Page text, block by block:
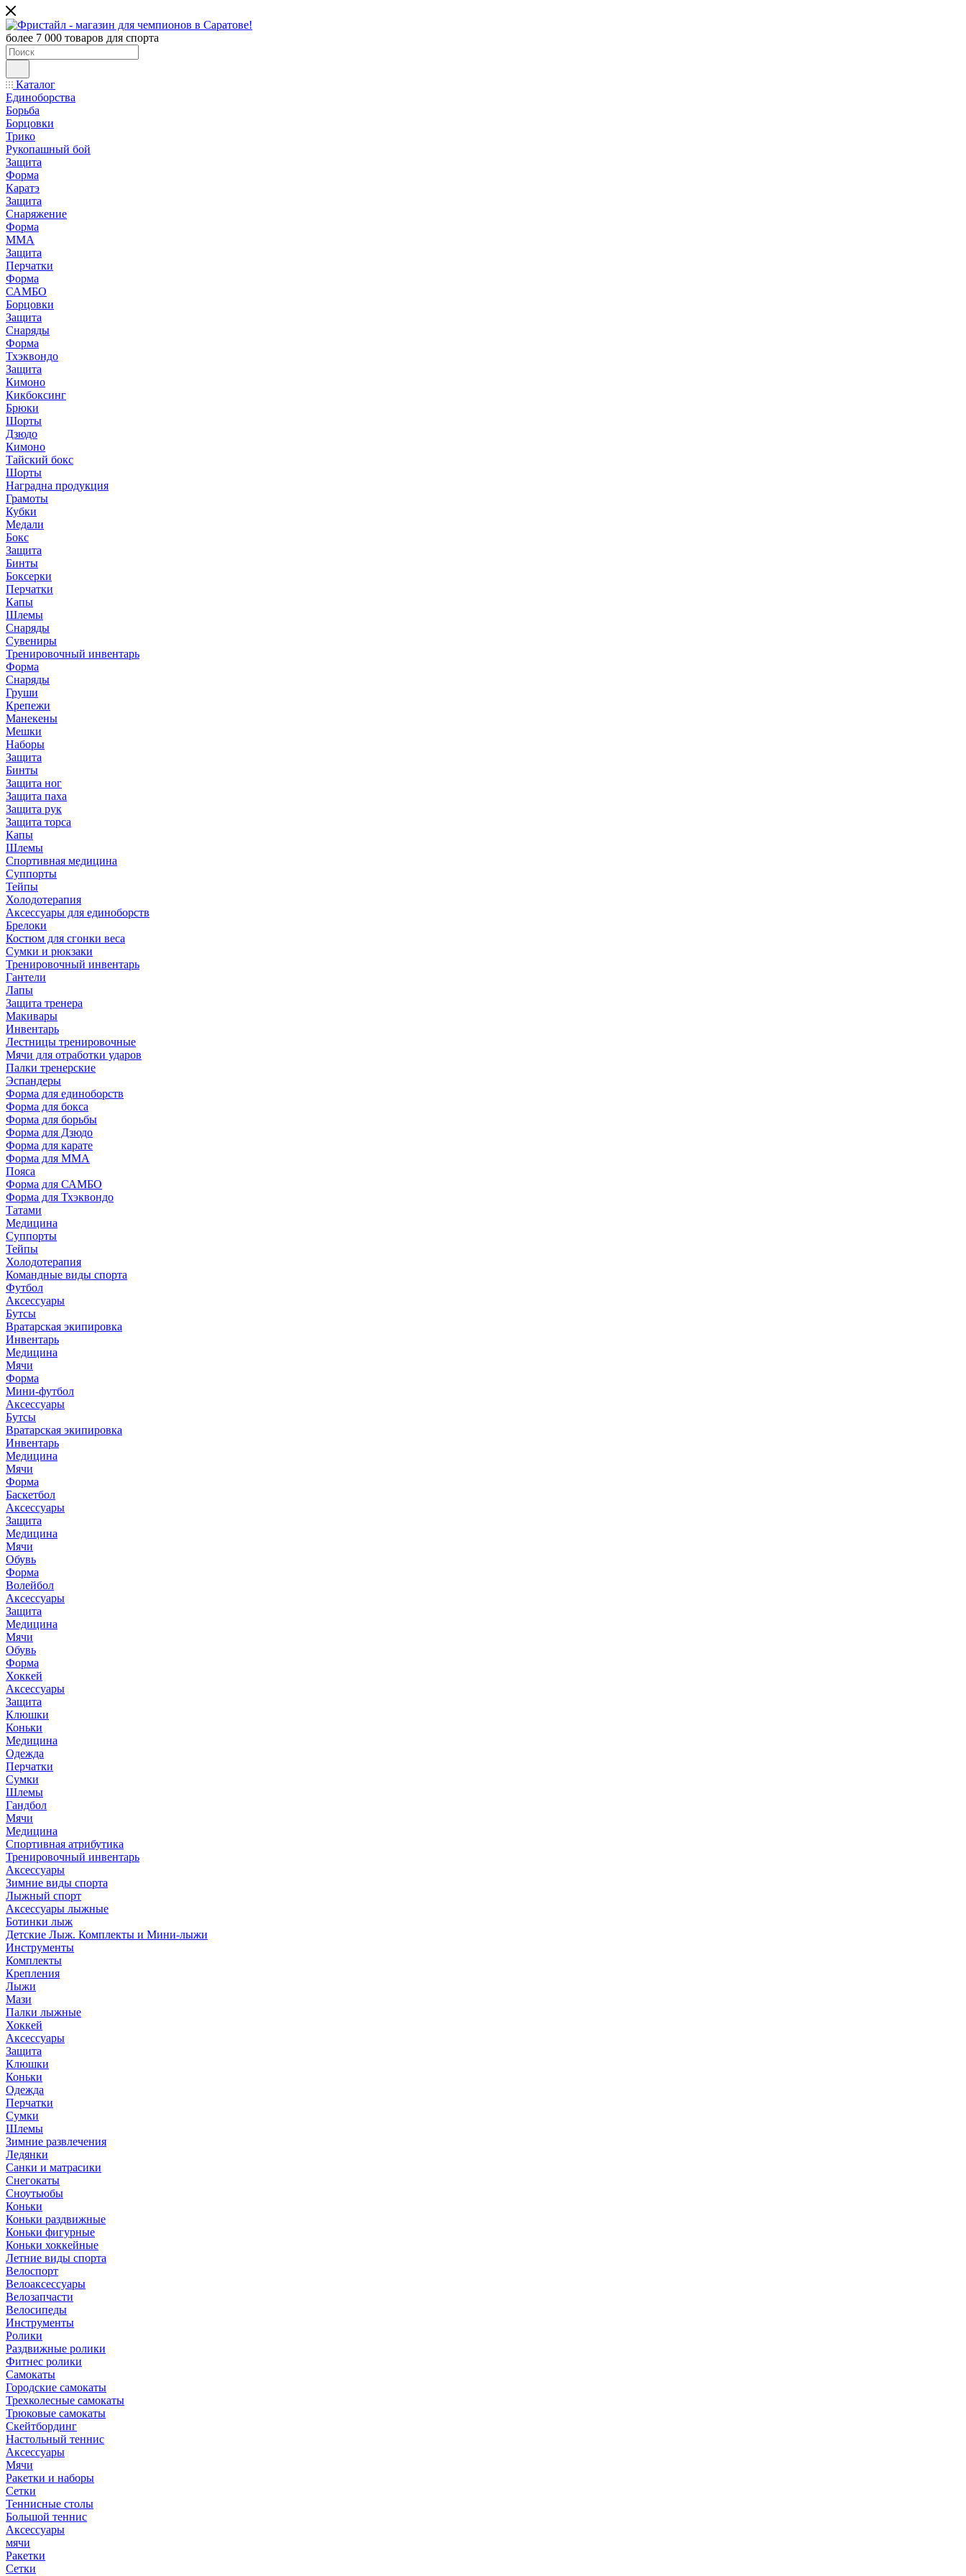
более 7 000 товаров для спорта
Каталог
Единоборства
Борьба
Борцовки
Трико
Рукопашный бой
Защита
Форма
Каратэ
Защита
Снаряжение
Форма
ММА
Защита
Перчатки
Форма
САМБО
Борцовки
Защита
Снаряды
Форма
Тхэквондо
Защита
Кимоно
Кикбоксинг
Брюки
Шорты
Дзюдо
Кимоно
Тайский бокс
Шорты
Наградна продукция
Грамоты
Кубки
Медали
Бокс
Защита
Бинты
Боксерки
Перчатки
Капы
Шлемы
Снаряды
Сувениры
Тренировочный инвентарь
Форма
Снаряды
Груши
Крепежи
Манекены
Мешки
Наборы
Защита
Бинты
Защита ног
Защита паха
Защита рук
Защита торса
Капы
Шлемы
Спортивная медицина
Суппорты
Тейпы
Холодотерапия
Аксессуары для единоборств
Брелоки
Костюм для сгонки веса
Сумки и рюкзаки
Тренировочный инвентарь
Гантели
Лапы
Защита тренера
Макивары
Инвентарь
Лестницы тренировочные
Мячи для отработки ударов
Палки тренерские
Эспандеры
Форма для единоборств
Форма для бокса
Форма для борьбы
Форма для Дзюдо
Форма для карате
Форма для MMA
Пояса
Форма для САМБО
Форма для Тхэквондо
Татами
Медицина
Суппорты
Тейпы
Холодотерапия
Командные виды спорта
Футбол
Аксессуары
Бутсы
Вратарская экипировка
Инвентарь
Медицина
Мячи
Форма
Мини-футбол
Аксессуары
Бутсы
Вратарская экипировка
Инвентарь
Медицина
Мячи
Форма
Баскетбол
Аксессуары
Защита
Медицина
Мячи
Обувь
Форма
Волейбол
Аксессуары
Защита
Медицина
Мячи
Обувь
Форма
Хоккей
Аксессуары
Защита
Клюшки
Коньки
Медицина
Одежда
Перчатки
Сумки
Шлемы
Гандбол
Мячи
Медицина
Спортивная атрибутика
Тренировочный инвентарь
Аксессуары
Зимние виды спорта
Лыжный спорт
Аксессуары лыжные
Ботинки лыж
Детские Лыж. Комплекты и Мини-лыжи
Инструменты
Комплекты
Крепления
Лыжи
Мази
Палки лыжные
Хоккей
Аксессуары
Защита
Клюшки
Коньки
Одежда
Перчатки
Сумки
Шлемы
Зимние развлечения
Ледянки
Санки и матрасики
Снегокаты
Сноутьюбы
Коньки
Коньки раздвижные
Коньки фигурные
Коньки хоккейные
Летние виды спорта
Велоспорт
Велоаксессуары
Велозапчасти
Велосипеды
Инструменты
Ролики
Раздвижные ролики
Фитнес ролики
Самокаты
Городские самокаты
Трехколесные самокаты
Трюковые самокаты
Скейтбординг
Настольный теннис
Аксессуары
Мячи
Ракетки и наборы
Сетки
Теннисные столы
Большой теннис
Аксессуары
мячи
Ракетки
Сетки